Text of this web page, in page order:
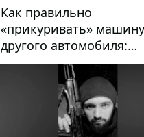
Как правильно
«прикуривать»
другого автомобиля:
инструкция для